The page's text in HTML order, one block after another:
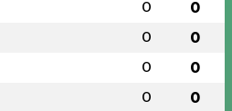
0 0
0 0
0 0
0 0